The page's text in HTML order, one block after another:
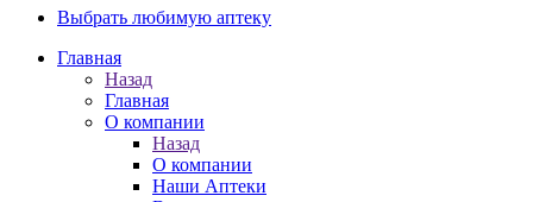
Выбрать любимую аптеку
Главная
Назад
Главная
О компании
Назад
О компании
Наши Аптеки